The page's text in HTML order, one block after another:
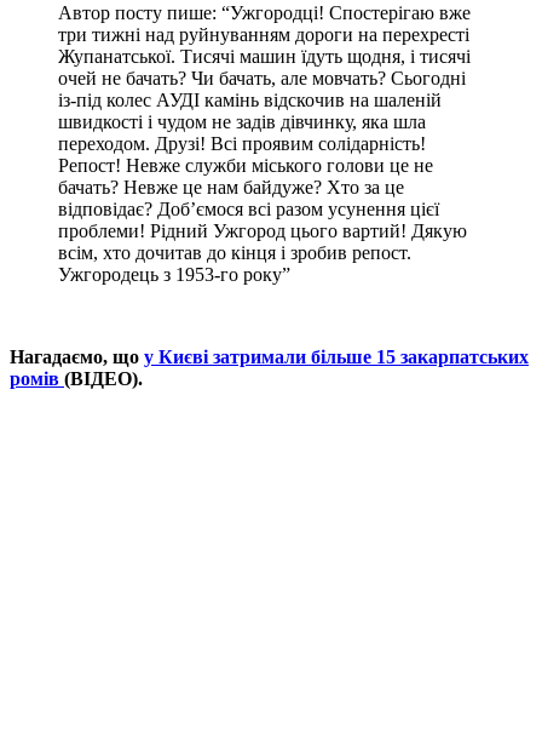
Автор посту пише: “Ужгородці! Спостерігаю вже
три тижні над руйнуванням дороги на перехресті
Жупанатської. Тисячі машин їдуть щодня, і тисячі
очей не бачать? Чи бачать, але мовчать? Сьогодні
із-під колес АУДІ камінь відскочив на шаленій
швидкості і чудом не задів дівчинку, яка шла
переходом. Друзі! Всі проявим солідарність!
Репост! Невже служби міського голови це не
бачать? Невже це нам байдуже? Хто за це
відповідає? Доб’ємося всі разом усунення цієї
проблеми! Рідний Ужгород цього вартий! Дякую
всім, хто дочитав до кінця і зробив репост.
Ужгородець з 1953-го року”
Нагадаємо, що у Києві затримали більше 15 закарпатських
ромів (ВІДЕО).